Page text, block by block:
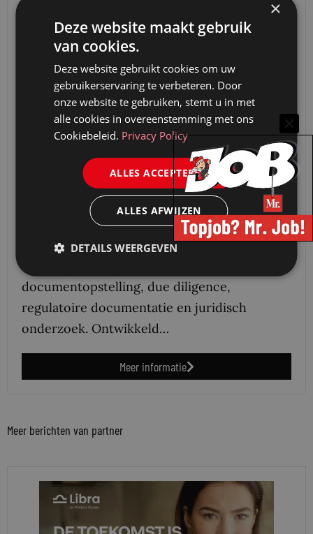
LEGALFLY is het juridische
besturingssysteem voor bedrijven. Het
platform biedt veilige, AI-native workflows
documentopstelling, due diligence,
regulatoire documentatie en juridisch
onderzoek. Ontwikkeld…
Meer informatie
Meer berichten van partner
×
Deze website maakt gebruik
van cookies.
Deze website gebruikt cookies om uw
gebruikerservaring te verbeteren. Door
onze website te gebruiken, stemt u in met
alle cookies in overeenstemming met ons
Cookiebeleid. Privacy Policy
ALLES ACCEPTEREN
ALLES AFWIJZEN
DETAILS WEERGEVEN